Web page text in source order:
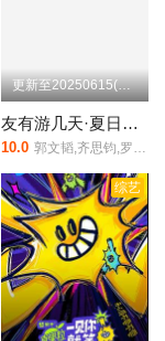
更新至20250615(第3期)
友有游几天·夏日限定
10.0 郭文韬,齐思钧,罗予彤,何运晨,曹恩齐,李晋晔
综艺